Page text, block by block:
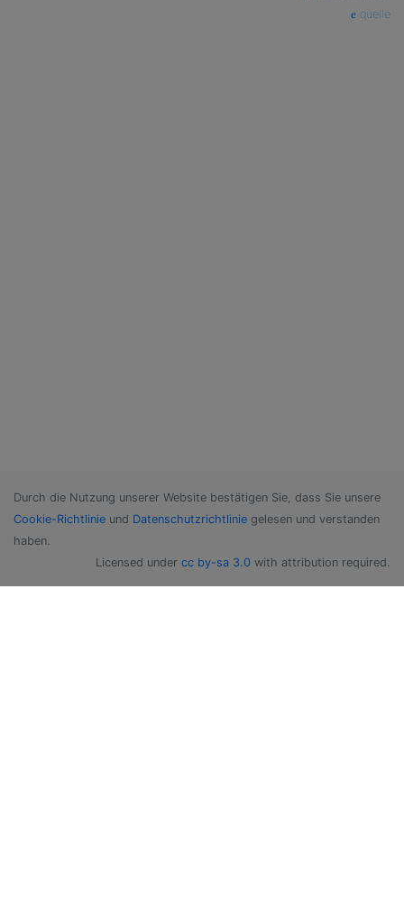
quelle
Durch die Nutzung unserer Website bestätigen Sie, dass Sie unsere
Cookie-Richtlinie und Datenschutzrichtlinie gelesen und verstanden
haben.
Licensed under cc by-sa 3.0 with attribution required.